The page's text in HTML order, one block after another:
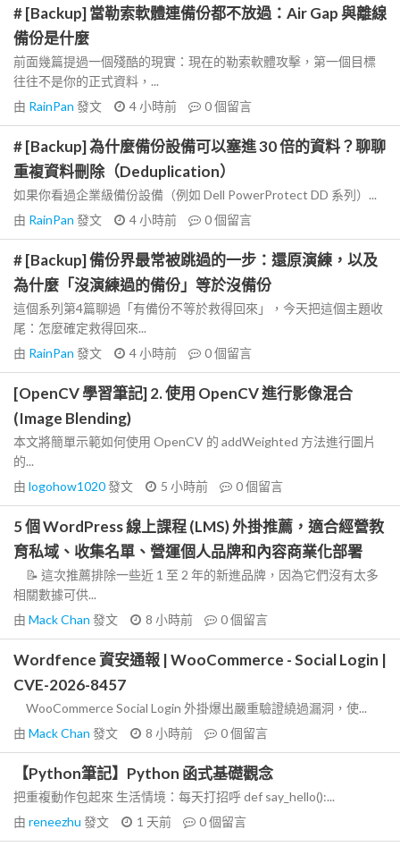
# [Backup] 當勒索軟體連備份都不放過：Air Gap 與離線
備份是什麼
前面幾篇提過一個殘酷的現實：現在的勒索軟體攻擊，第一個目標
往往不是你的正式資料，...
由 RainPan 發文 4 小時前 0個留言
# [Backup] 為什麼備份設備可以塞進 30 倍的資料？聊聊
重複資料刪除（Deduplication）
如果你看過企業級備份設備（例如 Dell PowerProtect DD 系列）...
由 RainPan 發文 4 小時前 0個留言
# [Backup] 備份界最常被跳過的一步：還原演練，以及
為什麼「沒演練過的備份」等於沒備份
這個系列第4篇聊過「有備份不等於救得回來」，今天把這個主題收
尾：怎麼確定救得回來...
由 RainPan 發文 4 小時前 0個留言
[OpenCV 學習筆記] 2. 使用 OpenCV 進行影像混合
(Image Blending)
本文將簡單示範如何使用 OpenCV 的 addWeighted 方法進行圖片
的...
由 logohow1020發文 5 小時前 0個留言
5 個 WordPress 線上課程 (LMS) 外掛推薦，適合經營教
育私域、收集名單、營運個人品牌和內容商業化部署
📝 這次推薦排除一些近 1 至 2 年的新進品牌，因為它們沒有太多
相關數據可供...
由 Mack Chan 發文 8 小時前 0個留言
Wordfence 資安通報 | WooCommerce - Social Login |
CVE-2026-8457
WooCommerce Social Login 外掛爆出嚴重驗證繞過漏洞，使...
由 Mack Chan 發文 8 小時前 0個留言
【Python筆記】Python 函式基礎觀念
把重複動作包起來 生活情境：每天打招呼 def say_hello():...
由 reneezhu 發文 1 天前 0個留言